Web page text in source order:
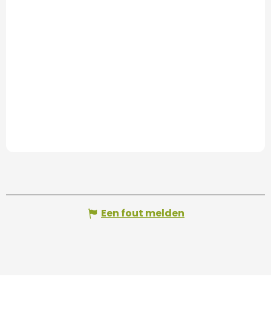
Een fout melden